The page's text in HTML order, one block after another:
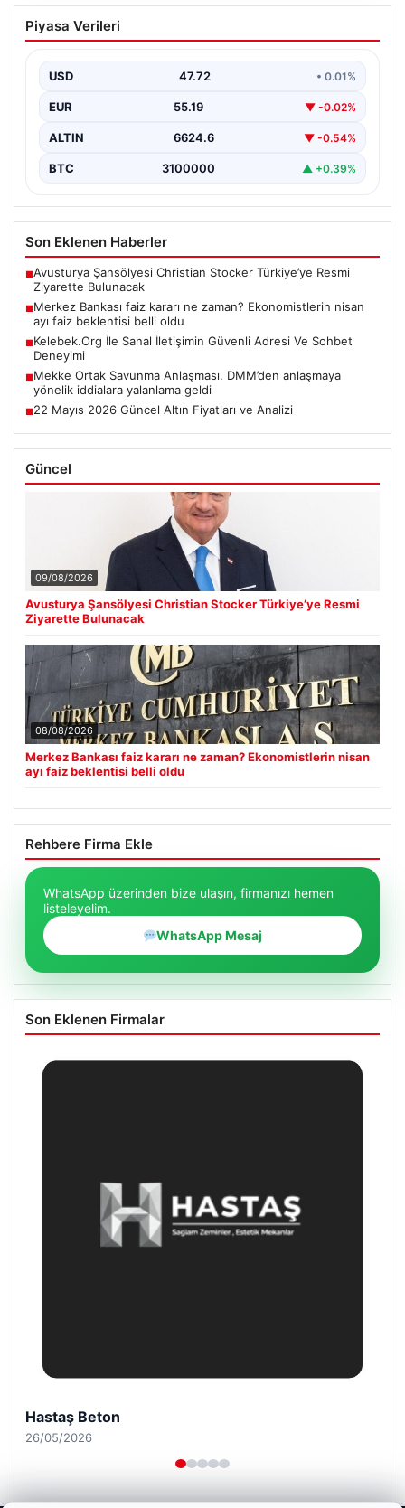
Merkez Bankası faiz kararı ne zaman?
Ekonomistlerin nisan ayı faiz beklentisi
Piyasa Verileri
USD 47.72 • 0.01%
EUR 55.19 ▼ -0.02%
ALTIN 6624.6 ▼ -0.54%
BTC 3100000 ▲ +0.39%
Son Eklenen Haberler
■Avusturya Şansölyesi Christian Stocker Türkiye’ye Resmi
Ziyarette Bulunacak
■Merkez Bankası faiz kararı ne zaman? Ekonomistlerin nisan
ayı faiz beklentisi belli oldu
■Kelebek.Org İle Sanal İletişimin Güvenli Adresi Ve Sohbet
Deneyimi
■Mekke Ortak Savunma Anlaşması. DMM’den anlaşmaya
yönelik iddialara yalanlama geldi
■22 Mayıs 2026 Güncel Altın Fiyatları ve Analizi
Güncel
09/08/2026
Avusturya Şansölyesi Christian Stocker Türkiye’ye Resmi
Ziyarette Bulunacak
08/08/2026
Merkez Bankası faiz kararı ne zaman? Ekonomistlerin nisan
ayı faiz beklentisi belli oldu
Rehbere Firma Ekle
WhatsApp üzerinden bize ulaşın, firmanızı hemen
listeleyelim.
WhatsApp Mesaj
Son Eklenen Firmalar
Hastaş Beton
26/05/2026